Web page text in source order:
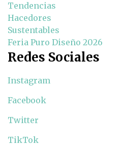
Tendencias
Hacedores
Sustentables
Feria Puro Diseño 2026
Redes Sociales
Instagram
Facebook
Twitter
TikTok